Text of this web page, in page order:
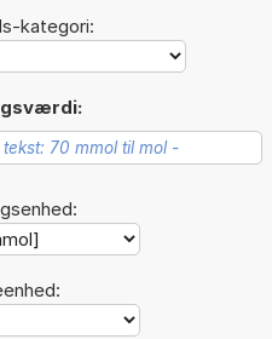
kategori: